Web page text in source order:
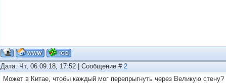
Дата: Чт, 06.09.18, 17:52 | Сообщение # 2
Может в Китае, чтобы каждый мог перепрыгнуть через Великую стену?